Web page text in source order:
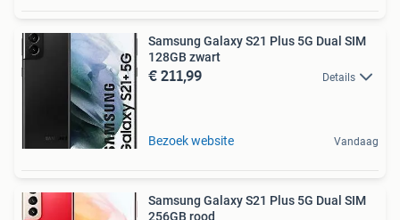
Samsung Galaxy S21 Plus 5G Dual SIM
128GB zwart
€ 211,99 Details
Bezoek website Vandaag
Samsung Galaxy S21 Plus 5G Dual SIM
256GB rood